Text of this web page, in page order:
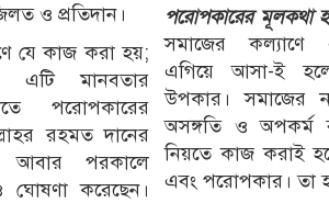
ও প্রতিদান।
যে কাজ করা হয়;
এটি মানবতার
পরোপকারের
রহমত দানের
আবার পরকালে
ঘোষণা করেছেন।
পরোপকারের মূলকথা
সমাজের
এগিয়ে আসা-ই
উপকার। সমাজের
অসঙ্গতি ও অপকর্ম
নিয়তে কাজ করাই
এবং পরোপকার। তা